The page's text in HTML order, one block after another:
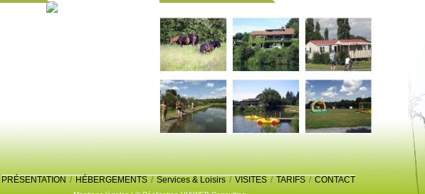
PRÉSENTATION / HÉBERGEMENTS / Services & Loisirs / VISITES / TARIFS / CONTACT